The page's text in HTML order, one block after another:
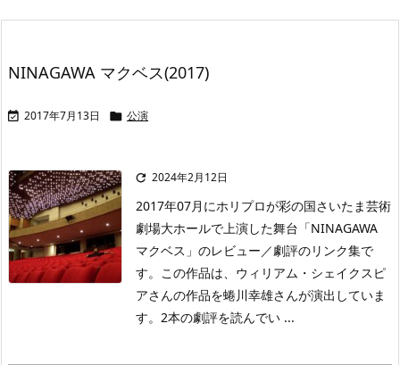
NINAGAWA マクベス(2017)
 2017年7月13日  公演
 2024年2月12日
2017年07月にホリプロが彩の国さいたま芸術
劇場大ホールで上演した舞台「NINAGAWA
マクベス」のレビュー／劇評のリンク集で
す。この作品は、ウィリアム・シェイクスピ
アさんの作品を蜷川幸雄さんが演出していま
す。2本の劇評を読んでい ...